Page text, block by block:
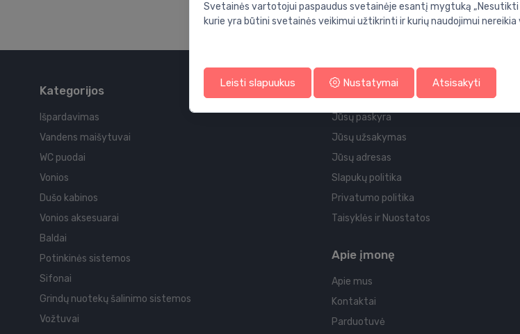
Kategorijos
Išpardavimas
Vandens maišytuvai
WC puodai
Vonios
Dušo kabinos
Vonios aksesuarai
Baldai
Potinkinės sistemos
Sifonai
Grindų nuotekų šalinimo sistemos
Vožtuvai
Paskyra ir pristatymo informacija
Jūsų paskyra
Jūsų užsakymas
Jūsų adresas
Slapukų politika
Privatumo politika
Taisyklės ir Nuostatos
Apie įmonę
Apie mus
Kontaktai
Parduotuvė
Svetainės vartotojui paspaudus svetainėje esantį mygtuką „Nesutikti
kurie yra būtini svetainės veikimui užtikrinti ir kurių naudojimui
Leisti slapuukus Nustatymai Atsisakyti